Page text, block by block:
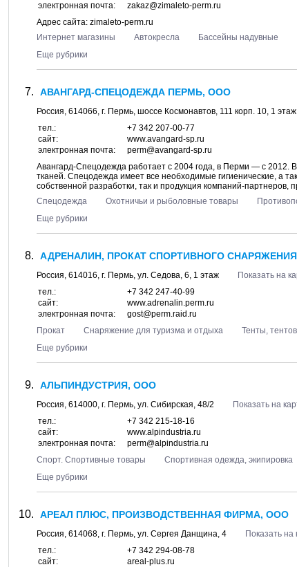
электронная почта:
zakaz@zimaleto-perm.ru
Адрес сайта: zimaleto-perm.ru
Интернет магазины
Автокресла
Бассейны надувные
Еще рубрики
АВАНГАРД-СПЕЦОДЕЖДА ПЕРМЬ, ООО
Россия, 614066, г. Пермь, шоссе Космонавтов, 111 корп. 10, 1 этаж
тел.:
+7 342 207-00-77
сайт:
www.avangard-sp.ru
электронная почта:
perm@avangard-sp.ru
Авангард-Спецодежда работает с 2004 года, в Перми — с 2012.
тканей. Спецодежда имеет все необходимые гигиенические, а
собственной разработки, так и продукция компаний-партнеров,
Спецодежда
Охотничьи и рыболовные товары
Еще рубрики
АДРЕНАЛИН, ПРОКАТ СПОРТИВНОГО
Россия, 614016, г. Пермь, ул. Седова, 6, 1 этаж
Показать на
тел.:
+7 342 247-40-99
сайт:
www.adrenalin.perm.ru
электронная почта:
gost@perm.raid.ru
Прокат
Снаряжение для туризма и отдыха
Тенты,
Еще рубрики
АЛЬПИНДУСТРИЯ, ООО
Россия, 614000, г. Пермь, ул. Сибирская, 48/2
Показать на
тел.:
+7 342 215-18-16
сайт:
www.alpindustria.ru
электронная почта:
perm@alpindustria.ru
Спорт. Спортивные товары
Спортивная одежда, экипировка
Еще рубрики
АРЕАЛ ПЛЮС, ПРОИЗВОДСТВЕННАЯ ФИРМА, ООО
Россия, 614068, г. Пермь, ул. Сергея Данщина, 4
Показать на
тел.:
+7 342 294-08-78
сайт:
areal-plus.ru